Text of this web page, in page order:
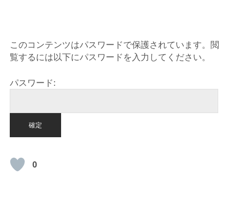
このコンテンツはパスワードで保護されています。閲
覧するには以下にパスワードを入力してください。
パスワード:
0